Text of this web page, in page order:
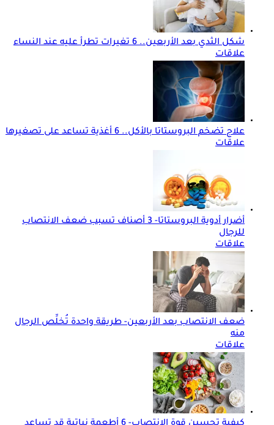
شكل الثدي بعد الأربعين.. 6 تغيرات تطرأ عليه عند النساء
علاقات
علاج تضخم البروستاتا بالأكل.. 6 أغذية تساعد على تصغيرها
علاقات
أضرار أدوية البروستاتا- 3 أصناف تسبب ضعف الانتصاب
للرجال
علاقات
ضعف الانتصاب بعد الأربعين- طريقة واحدة تُخلِّص الرجال
منه
علاقات